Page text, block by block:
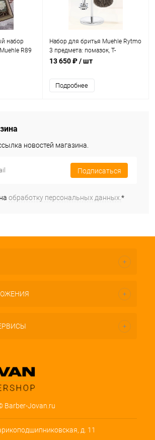
набор
R89
150 мл
мл +
Набор для бритья Muehle Rytmo
3 предмета: помазок, Т-
образная бритва, подставка
13 650 ₽/ шт
Подробнее
новостей магазина.
Подписаться
обработку персональных данных.*
Barber-Jovan.ru
д. 11